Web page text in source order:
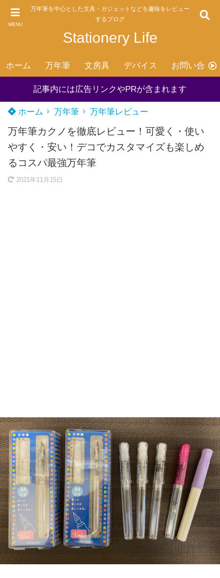
MENU
万年筆を中心とした文具・ガジェットなどを趣味をレビュー
するブログ
Stationery Life
ホーム 万年筆 文房具 デバイス お問い合わ
記事内には広告リンクやPRが含まれます
ホーム 万年筆 万年筆レビュー
万年筆カクノを徹底レビュー！可愛く・使い
やすく・安い！デコでカスタマイズも楽しめ
るコスパ最強万年筆
2021年11月15日